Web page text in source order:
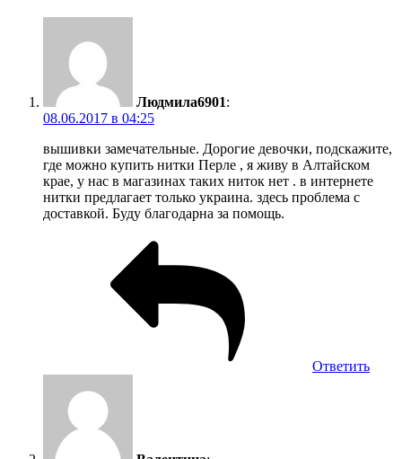
Людмила6901:
08.06.2017 в 04:25
вышивки замечательные. Дорогие девочки, подскажите,
где можно купить нитки Перле , я живу в Алтайском
крае, у нас в магазинах таких ниток нет . в интернете
нитки предлагает только украина. здесь проблема с
доставкой. Буду благодарна за помощь.
Ответить